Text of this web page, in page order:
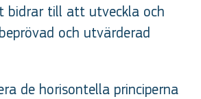
bidrar till att utveckla och
och utvärderad
de horisontella principerna